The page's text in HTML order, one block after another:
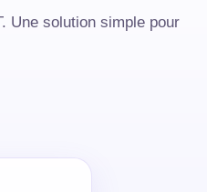
Une solution simple pour